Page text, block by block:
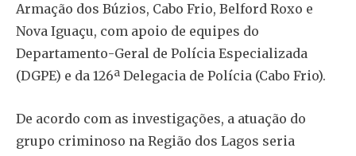
Armação dos Búzios, Cabo Frio, Belford Roxo e
Nova Iguaçu, com apoio de equipes do
Departamento-Geral de Polícia Especializada
(DGPE) e da 126ª Delegacia de Polícia (Cabo Frio).
De acordo com as investigações, a atuação do
grupo criminoso na Região dos Lagos seria